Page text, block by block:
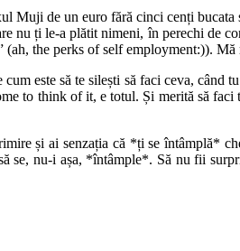
de un euro fără cinci cenți bucata
nu ți le-a plătit nimeni, în perechi de
the perks of self employment:)).
este să te silești să faci ceva, când
to think of it, e totul. Și merită să faci
și ai senzația că *ți se întâmplă*
se, nu-i așa, *întâmple*. Să nu fii